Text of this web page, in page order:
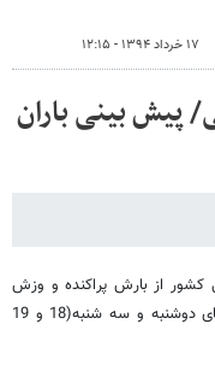
۱۷ خرداد ۱۳۹۴ - ۱۲:۱۵
پیش بینی باران
کشور از بارش پراکنده و وزش
باد در شمال شرق و جنوب شرق کشور طی روزهای دوشنبه و سه شنبه(18 و 19